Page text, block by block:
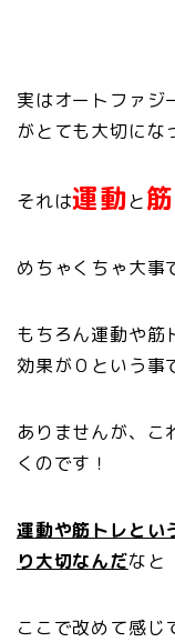
実はオートファジ
がとても大切にな
それは運動と
めちゃくちゃ大事
もちろん運動や筋
効果が０という事
ありませんが、こ
くのです！
運動や筋トレとい
り大切なんだなと
ここで改めて感じ